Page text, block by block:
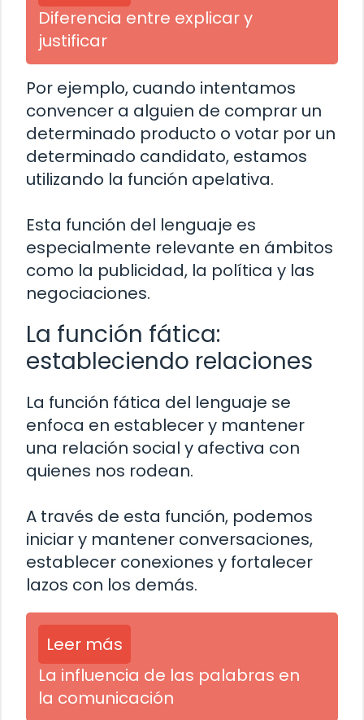
Diferencia entre explicar y
justificar
Por ejemplo, cuando intentamos
convencer a alguien de comprar un
determinado producto o votar por un
determinado candidato, estamos
utilizando la función apelativa.
Esta función del lenguaje es
especialmente relevante en ámbitos
como la publicidad, la política y las
negociaciones.
La función fática:
estableciendo relaciones
La función fática del lenguaje se
enfoca en establecer y mantener
una relación social y afectiva con
quienes nos rodean.
A través de esta función, podemos
iniciar y mantener conversaciones,
establecer conexiones y fortalecer
lazos con los demás.
Leer más
La influencia de las palabras en
la comunicación